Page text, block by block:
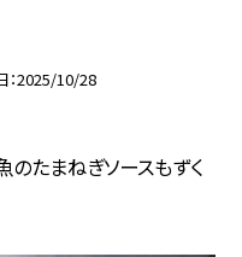
2025/10/28
たまねぎソースもずく